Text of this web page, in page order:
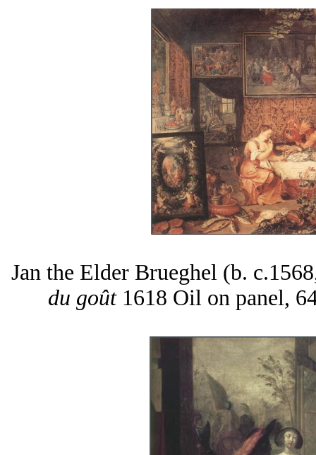
Jan the Elder Brueghel (b.
du goût 1618 Oil on panel,